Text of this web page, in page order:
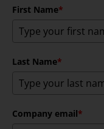
First Name*
Last Name*
Company email*